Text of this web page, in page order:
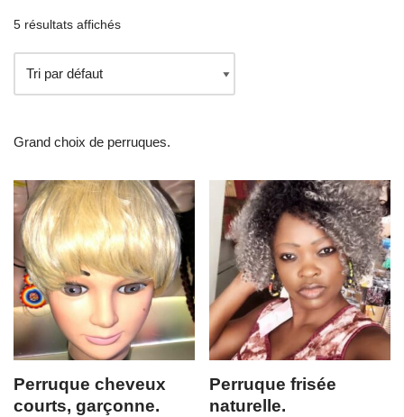
5 résultats affichés
Grand choix de perruques.
Perruque cheveux
courts, garçonne.
Perruque frisée
naturelle.